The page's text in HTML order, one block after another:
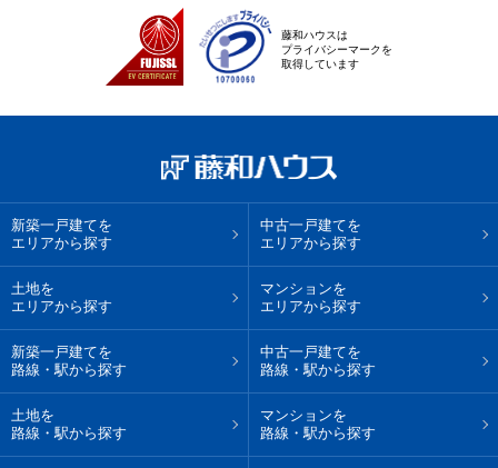
藤和ハウスは
プライバシーマークを
取得しています
新築一戸建てを
エリアから探す
中古一戸建てを
エリアから探す
土地を
エリアから探す
マンションを
エリアから探す
新築一戸建てを
路線・駅から探す
中古一戸建てを
路線・駅から探す
土地を
路線・駅から探す
マンションを
路線・駅から探す